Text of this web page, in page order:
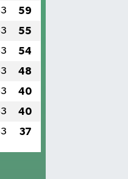
59
55
54
48
40
40
37